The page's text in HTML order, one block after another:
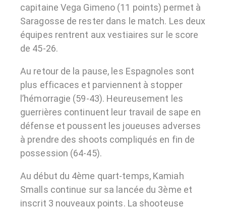
capitaine Vega Gimeno (11 points) permet à
Saragosse de rester dans le match. Les deux
équipes rentrent aux vestiaires sur le score
de 45-26.
Au retour de la pause, les Espagnoles sont
plus efficaces et parviennent à stopper
l’hémorragie (59-43). Heureusement les
guerrières continuent leur travail de sape en
défense et poussent les joueuses adverses
à prendre des shoots compliqués en fin de
possession (64-45).
Au début du 4ème quart-temps, Kamiah
Smalls continue sur sa lancée du 3ème et
inscrit 3 nouveaux points. La shooteuse